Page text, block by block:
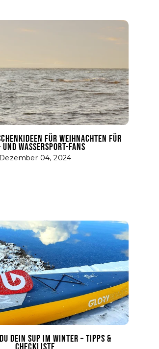
FÜR WEIHNACHTEN FÜR
WASSERSPORT-FANS
Dezember 04, 2024
DEIN SUP IM WINTER – TIPPS &